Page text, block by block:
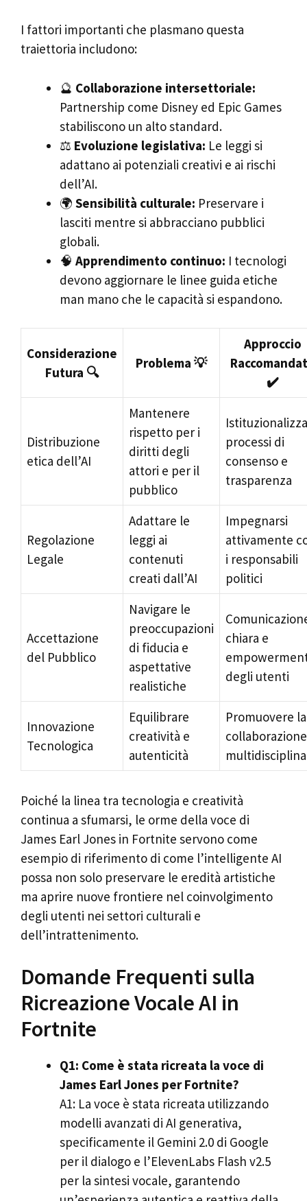
I fattori importanti che plasmano questa
traiettoria includono:
🔮 Collaborazione intersettoriale:
Partnership come Disney ed Epic Games
stabiliscono un alto standard.
⚖️ Evoluzione legislativa: Le leggi si
adattano ai potenziali creativi e ai rischi
dell’AI.
🌍 Sensibilità culturale: Preservare i
lasciti mentre si abbracciano pubblici
globali.
🧠 Apprendimento continuo: I tecnologi
devono aggiornare le linee guida etiche
man mano che le capacità si espandono.
Considerazione
Futura 🔍
Problema 💡
Approccio
✔️
Distribuzione
etica dell’AI
Mantenere
rispetto per i
diritti degli
attori e per il
pubblico
processi di
consenso e
trasparenza
Regolazione
Legale
Adattare le
leggi ai
contenuti
creati dall’AI
Impegnarsi
attivamente
i responsabili
politici
Accettazione
del Pubblico
Navigare le
preoccupazioni
di fiducia e
aspettative
realistiche
chiara e
degli utenti
Innovazione
Tecnologica
Equilibrare
creatività e
autenticità
Promuovere la
collaborazione
Poiché la linea tra tecnologia e creatività
continua a sfumarsi, le orme della voce di
James Earl Jones in Fortnite servono come
esempio di riferimento di come l’intelligente AI
possa non solo preservare le eredità artistiche
ma aprire nuove frontiere nel coinvolgimento
degli utenti nei settori culturali e
dell’intrattenimento.
Domande Frequenti sulla
Ricreazione Vocale AI in
Fortnite
Q1: Come è stata ricreata la voce di
James Earl Jones per Fortnite?
A1: La voce è stata ricreata utilizzando
modelli avanzati di AI generativa,
specificamente il Gemini 2.0 di Google
per il dialogo e l’ElevenLabs Flash v2.5
per la sintesi vocale, garantendo